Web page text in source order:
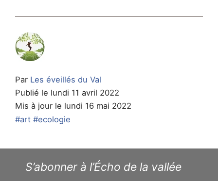
Par Les éveillés du Val
Publié le lundi 11 avril 2022
Mis à jour le lundi 16 mai 2022
#art #ecologie
S’abonner à l’Écho de la vallée